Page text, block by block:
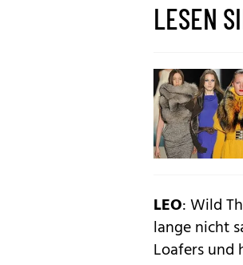
LESEN
LEO: Wild
lange nicht
Loafers und